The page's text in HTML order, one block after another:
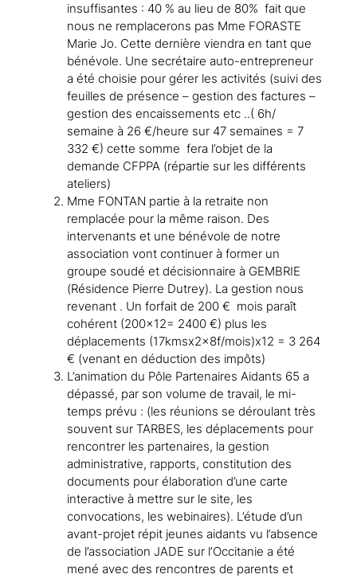
insuffisantes : 40 % au lieu de 80% fait que
nous ne remplacerons pas Mme FORASTE
Marie Jo. Cette dernière viendra en tant que
bénévole. Une secrétaire auto-entrepreneur
a été choisie pour gérer les activités (suivi des
feuilles de présence – gestion des factures –
gestion des encaissements etc ..( 6h/
semaine à 26 €/heure sur 47 semaines = 7
332 €) cette somme fera l’objet de la
demande CFPPA (répartie sur les différents
ateliers)
Mme FONTAN partie à la retraite non
remplacée pour la même raison. Des
intervenants et une bénévole de notre
association vont continuer à former un
groupe soudé et décisionnaire à GEMBRIE
(Résidence Pierre Dutrey). La gestion nous
revenant . Un forfait de 200 € mois paraît
cohérent (200×12= 2400 €) plus les
déplacements (17kmsx2x8f/mois)x12 = 3 264
€ (venant en déduction des impôts)
L’animation du Pôle Partenaires Aidants 65 a
dépassé, par son volume de travail, le mi-
temps prévu : (les réunions se déroulant très
souvent sur TARBES, les déplacements pour
rencontrer les partenaires, la gestion
administrative, rapports, constitution des
documents pour élaboration d’une carte
interactive à mettre sur le site, les
convocations, les webinaires). L’étude d’un
avant-projet répit jeunes aidants vu l’absence
de l’association JADE sur l’Occitanie a été
mené avec des rencontres de parents et